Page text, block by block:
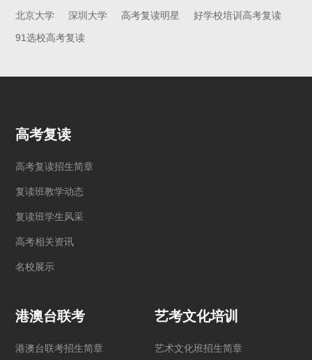
北京大学
深圳大学 高考复读明星
好学校培训高考复读
91选校高考复读
高考复读
高考复读招生简章
复读班教学动态
复读班学生风采
高考相关资讯
名校展示
港澳台联考
港澳台联考招生简章
艺考文化培训
艺术文化班招生简章